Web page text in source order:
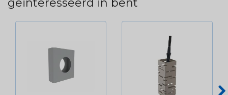
geïnteresseerd in bent